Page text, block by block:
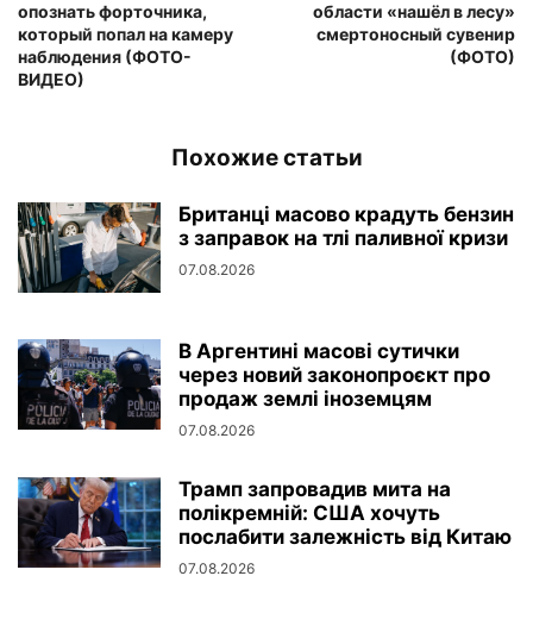
опознать форточника,
который попал на камеру
наблюдения (ФОТО-
ВИДЕО)
области «нашёл в лесу»
смертоносный сувенир
(ФОТО)
Похожие статьи
Британці масово крадуть бензин
з заправок на тлі паливної кризи
07.08.2026
В Аргентині масові сутички
через новий законопроєкт про
продаж землі іноземцям
07.08.2026
Трамп запровадив мита на
полікремній: США хочуть
послабити залежність від Китаю
07.08.2026